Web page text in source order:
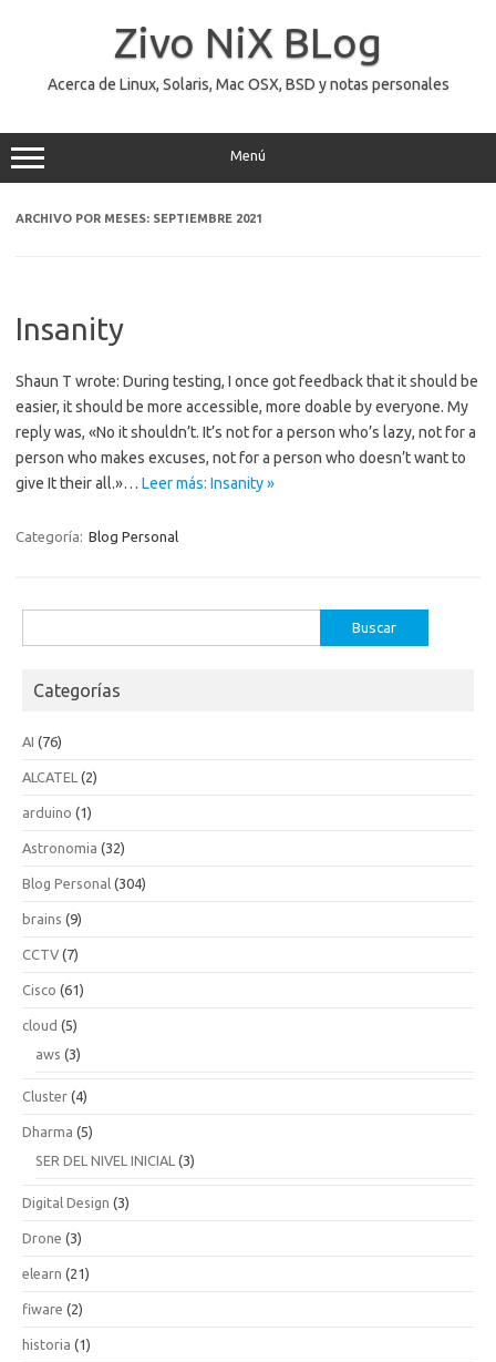
Zivo NiX BLog
Acerca de Linux, Solaris, Mac OSX, BSD y notas personales
Menú
ARCHIVO POR MESES: SEPTIEMBRE 2021
Insanity
Shaun T wrote: During testing, I once got feedback that it should be
easier, it should be more accessible, more doable by everyone. My
reply was, «No it shouldn’t. It’s not for a person who’s lazy, not for a
person who makes excuses, not for a person who doesn’t want to
give It their all.»… Leer más: Insanity »
Categoría: Blog Personal
Categorías
AI (76)
ALCATEL (2)
arduino (1)
Astronomia (32)
Blog Personal (304)
brains (9)
CCTV (7)
Cisco (61)
cloud (5)
aws (3)
Cluster (4)
Dharma (5)
SER DEL NIVEL INICIAL (3)
Digital Design (3)
Drone (3)
elearn (21)
fiware (2)
historia (1)